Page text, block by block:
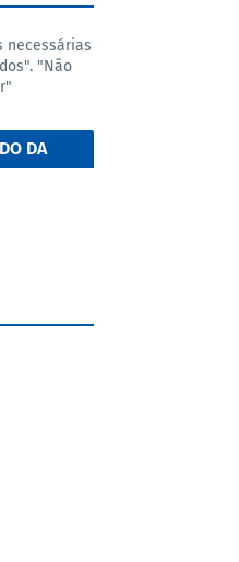
necessárias
"Não
DA